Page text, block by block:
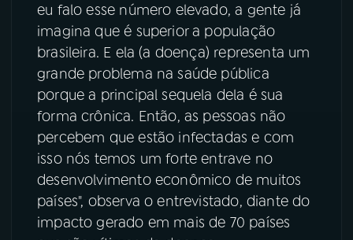
eu falo esse número elevado, a gente já
imagina que é superior a população
brasileira. E ela (a doença) representa um
grande problema na saúde pública
porque a principal sequela dela é sua
forma crônica. Então, as pessoas não
percebem que estão infectadas e com
isso nós temos um forte entrave no
desenvolvimento econômico de muitos
países", observa o entrevistado, diante do
impacto gerado em mais de 70 países